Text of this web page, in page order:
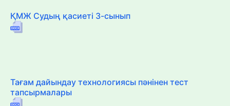
ҚМЖ Судың қасиеті 3-сынып
Тағам дайындау технологиясы пәнінен тест
тапсырмалары